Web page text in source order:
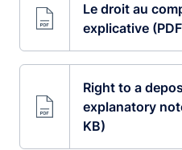
Le droit au
explicative
Right to a
explanatory
KB)